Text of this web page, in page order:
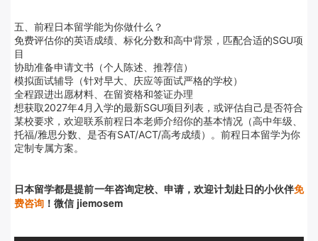
五、前程日本留学能为你做什么？
免费评估你的英语成绩、标化分数和高中背景，匹配合适的SGU项
目
协助准备申请文书（个人陈述、推荐信）
模拟面试辅导（针对早大、庆应等面试严格的学校）
全程跟进出愿材料、在留资格和签证办理
想获取2027年4月入学的最新SGU项目列表，或评估自己是否符合
某校要求，欢迎联系前程日本老师介绍你的基本情况（高中年级、
托福/雅思分数、是否有SAT/ACT/高考成绩）。前程日本留学为你
定制专属方案。
日本留学都是提前一年咨询定校、申请，欢迎计划赴日的小伙伴免
费咨询 ！微信 jiemosem